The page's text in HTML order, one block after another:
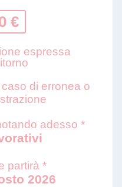
€
espressa
di erronea o
adesso *
partirà *
2026